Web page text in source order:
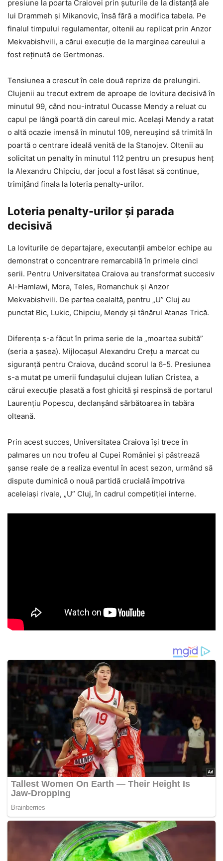
presiune la poarta Craiovei prin șuturile de la distanță ale
lui Drammeh și Mikanovic, însă fără a modifica tabela. Pe
finalul timpului regulamentar, oltenii au replicat prin Anzor
Mekvabishvili, a cărui execuție de la marginea careului a
fost reținută de Gertmonas.
Tensiunea a crescut în cele două reprize de prelungiri.
Clujenii au trecut extrem de aproape de lovitura decisivă în
minutul 99, când nou-intratul Oucasse Mendy a reluat cu
capul pe lângă poartă din careul mic. Același Mendy a ratat
o altă ocazie imensă în minutul 109, nereușind să trimită în
poartă o centrare ideală venită de la Stanojev. Oltenii au
solicitat un penalty în minutul 112 pentru un presupus henț
la Alexandru Chipciu, dar jocul a fost lăsat să continue,
trimițând finala la loteria penalty-urilor.
Loteria penalty-urilor și parada
decisivă
La loviturile de departajare, executanții ambelor echipe au
demonstrat o concentrare remarcabilă în primele cinci
serii. Pentru Universitatea Craiova au transformat succesiv
Al-Hamlawi, Mora, Teles, Romanchuk și Anzor
Mekvabishvili. De partea cealaltă, pentru „U” Cluj au
punctat Bic, Lukic, Chipciu, Mendy și tânărul Atanas Trică.
Diferența s-a făcut în prima serie de la „moartea subită”
(seria a șasea). Mijlocașul Alexandru Crețu a marcat cu
siguranță pentru Craiova, ducând scorul la 6-5. Presiunea
s-a mutat pe umerii fundașului clujean Iulian Cristea, a
cărui execuție plasată a fost ghicită și respinsă de portarul
Laurențiu Popescu, declanșând sărbătoarea în tabăra
olteană.
Prin acest succes, Universitatea Craiova își trece în
palmares un nou trofeu al Cupei României și păstrează
șanse reale de a realiza eventul în acest sezon, urmând să
dispute duminică o nouă partidă crucială împotriva
aceleiași rivale, „U” Cluj, în cadrul competiției interne.